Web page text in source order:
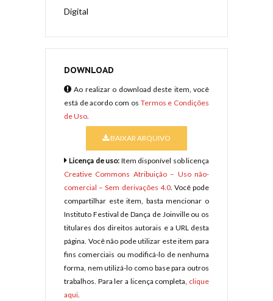
Digital
DOWNLOAD
Ao realizar o download deste item, você
está de acordo com os Termos e Condições
de Uso.
BAIXAR ARQUIVO
Licença de uso: Item disponível sob licença
Creative Commons Atribuição – Uso não-
comercial – Sem derivações 4.0. Você pode
compartilhar este item, basta mencionar o
Instituto Festival de Dança de Joinville ou os
titulares dos direitos autorais e a URL desta
página. Você não pode utilizar este item para
fins comerciais ou modificá-lo de nenhuma
forma, nem utilizá-lo como base para outros
trabalhos. Para ler a licença completa, clique
aqui.